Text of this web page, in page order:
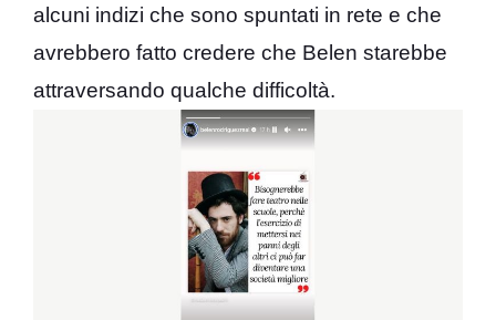
alcuni indizi che sono spuntati in rete e che
avrebbero fatto credere che Belen starebbe
attraversando qualche difficoltà.